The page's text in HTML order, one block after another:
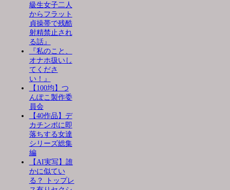
級生女子二人
からフラット
貞操帯で残酷
射精禁止され
る話』
『私のこと、
オナホ扱いし
てくださ
い！』
【100均】つ
んぽこ製作委
員会
【40作品】デ
カチンポに即
落ちする女達
シリーズ総集
編
【AI実写】誰
かに似てい
る？ トップレ